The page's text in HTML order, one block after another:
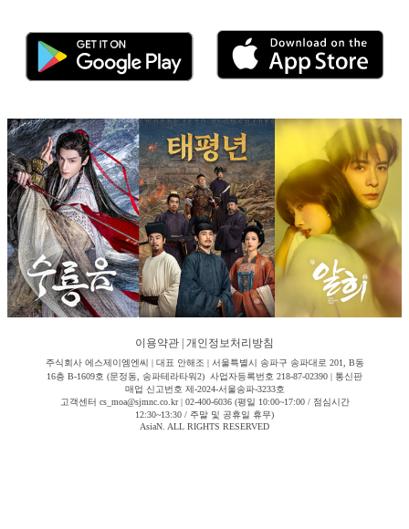
이용약관 개인정보처리방침
주식회사 에스제이엠엔씨 | 대표 안해조 | 서울특별시 송파구 송파대로 201, B동
16층 B-1609호 (문정동, 송파테라타워2) 사업자등록번호 218-87-02390 | 통신판
매업 신고번호 제-2024-서울송파-3233호
고객센터 cs_moa@sjmnc.co.kr | 02-400-6036 (평일 10:00~17:00 / 점심시간
12:30~13:30 / 주말 및 공휴일 휴무)
AsiaN. ALL RIGHTS RESERVED